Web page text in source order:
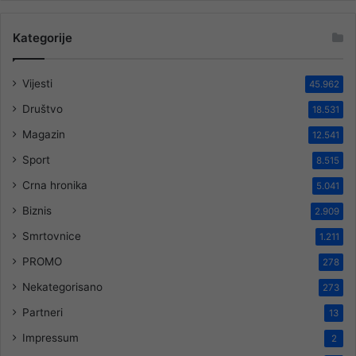
Kategorije
Vijesti 45.962
Društvo 18.531
Magazin 12.541
Sport 8.515
Crna hronika 5.041
Biznis 2.909
Smrtovnice 1.211
PROMO 278
Nekategorisano 273
Partneri 13
Impressum 2